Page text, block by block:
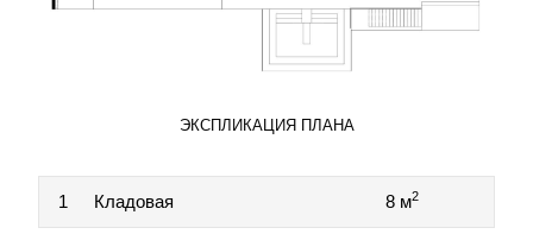
ЭКСПЛИКАЦИЯ ПЛАНА
1 Кладовая 8 м2